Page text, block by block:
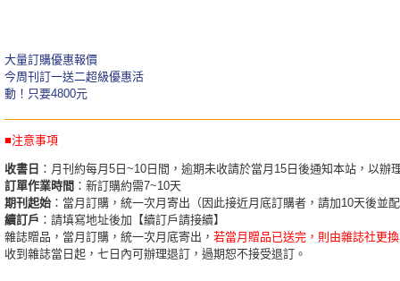
大量訂購優惠報價
今周刊訂一送二超級優惠活
動！只要4800元
■注意事項
收書日 ：月刊約每月5日~10日間，逾期未收請於當月15日後通知本站，以辦
訂單作業時間 ：新訂購約需7~10天
期刊起始 ：當月訂購，統一次月寄出（因此接近月底訂購者，請加10天後並
續訂戶 ：請填寫地址後加【續訂戶請接續】
雜誌贈品，當月訂購，統一次月底寄出， 若當月贈品已送完，則由雜誌社更
收到雜誌當日起，七日內可辦理退訂，過期恕不接受退訂。